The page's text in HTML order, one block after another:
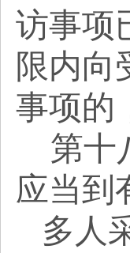
访事项
限内向
事项的
第十
应当到
多人